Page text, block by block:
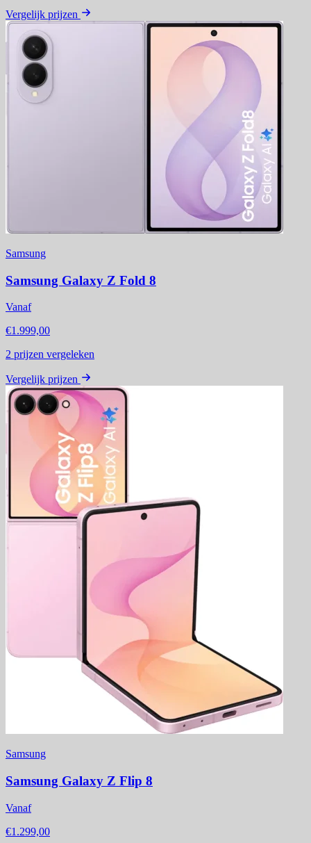
Vergelijk prijzen
Samsung
Samsung Galaxy Z Fold 8
Vanaf
€1.999,00
2 prijzen vergeleken
Vergelijk prijzen
Samsung
Samsung Galaxy Z Flip 8
Vanaf
€1.299,00